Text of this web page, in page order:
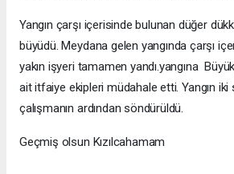
Yangın çarşı içerisinde bulunan düğer
büyüdü. Meydana gelen yangında çarşı
yakın işyeri tamamen yandı.yangına
ait itfaiye ekipleri müdahale etti. Yangın
çalışmanın ardından söndürüldü.
Geçmiş olsun Kızılcahamam